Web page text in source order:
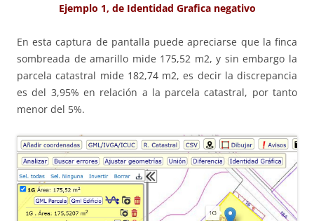
Ejemplo 1, de Identidad Grafica negativo
En esta captura de pantalla puede apreciarse que la finca
sombreada de amarillo mide 175,52 m2, y sin embargo la
parcela catastral mide 182,74 m2, es decir la discrepancia
es del 3,95% en relación a la parcela catastral, por tanto
menor del 5%.